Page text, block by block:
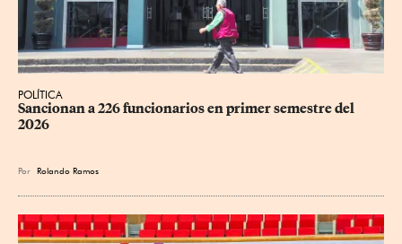
POLÍTICA
Sancionan a 226 funcionarios en primer semestre del
2026
Por Rolando Ramos